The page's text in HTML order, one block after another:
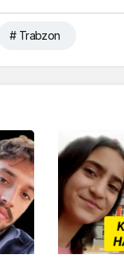
# Trabzon